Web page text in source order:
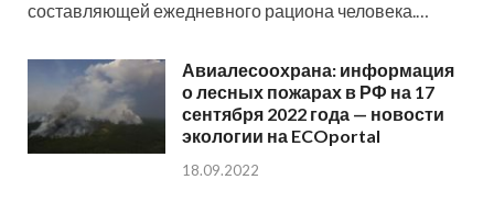
составляющей ежедневного рациона человека.…
Авиалесоохрана: информация
о лесных пожарах в РФ на 17
сентября 2022 года — новости
экологии на ECOportal
18.09.2022